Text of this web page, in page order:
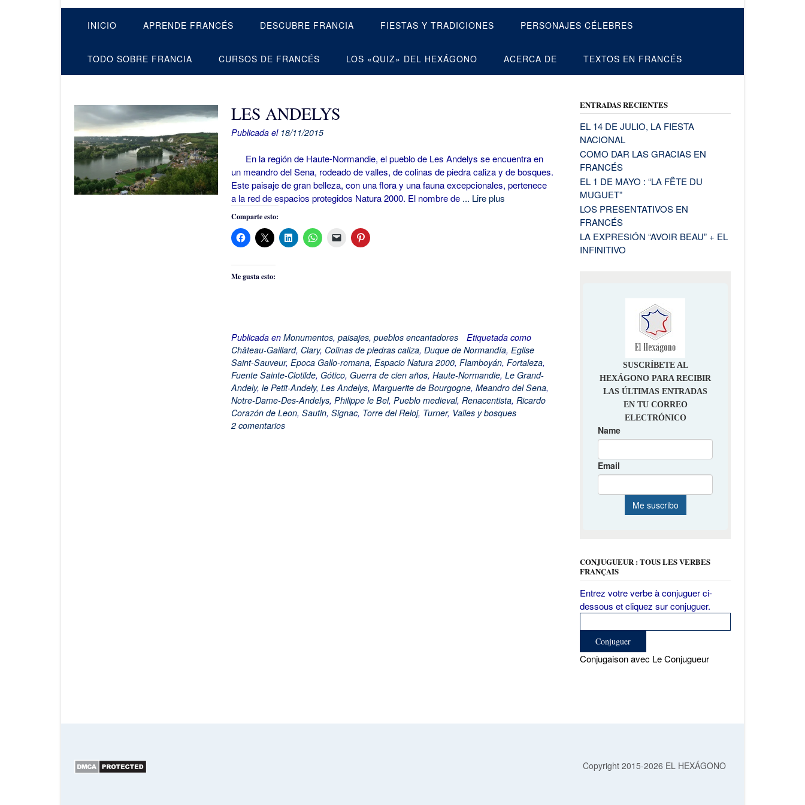
INICIO APRENDE FRANCÉS DESCUBRE FRANCIA FIESTAS Y TRADICIONES PERSONAJES CÉLEBRES
TODO SOBRE FRANCIA CURSOS DE FRANCÉS LOS «QUIZ» DEL HEXÁGONO ACERCA DE TEXTOS EN FRANCÉS
LES ANDELYS
Publicada el 18/11/2015
En la región de Haute-Normandie, el pueblo de Les Andelys se encuentra en
un meandro del Sena, rodeado de valles, de colinas de piedra caliza y de bosques.
Este paisaje de gran belleza, con una flora y una fauna excepcionales, pertenece
a la red de espacios protegidos Natura 2000. El nombre de ... Lire plus
Comparte esto:
Me gusta esto:
Publicada en Monumentos, paisajes, pueblos encantadores
Etiquetada como
Château-Gaillard, Clary, Colinas de piedras caliza, Duque de Normandía, Eglise
Saint-Sauveur, Epoca Gallo-romana, Espacio Natura 2000, Flamboyán, Fortaleza,
Fuente Sainte-Clotilde, Gótico, Guerra de cien años, Haute-Normandie, Le Grand-
Andely, le Petit-Andely, Les Andelys, Marguerite de Bourgogne, Meandro del Sena,
Notre-Dame-Des-Andelys, Philippe le Bel, Pueblo medieval, Renacentista, Ricardo
Corazón de Leon, Sautin, Signac, Torre del Reloj, Turner, Valles y bosques
2 comentarios
ENTRADAS RECIENTES
EL 14 DE JULIO, LA FIESTA
NACIONAL
COMO DAR LAS GRACIAS EN
FRANCÉS
EL 1 DE MAYO : “LA FÊTE DU
MUGUET”
LOS PRESENTATIVOS EN
FRANCÉS
LA EXPRESIÓN “AVOIR BEAU” + EL
INFINITIVO
CONJUGUEUR : TOUS LES VERBES
FRANÇAIS
Entrez votre verbe à conjuguer ci-
dessous et cliquez sur conjuguer.
Conjugaison avec Le Conjugueur
Copyright 2015-2026 EL HEXÁGONO